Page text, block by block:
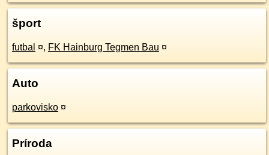
šport
futbal ¤, FK Hainburg Tegmen Bau ¤
Auto
parkovisko ¤
Príroda